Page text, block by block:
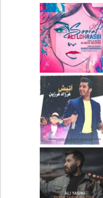
دانلود آهنگ جدید علیرضا
قربانی بنام خیال خوش
دانلود آهنگ جدید علی
لهراسبی بنام صورت
دانلود آهنگ جدید فرزاد
فرزین بنام آتیش